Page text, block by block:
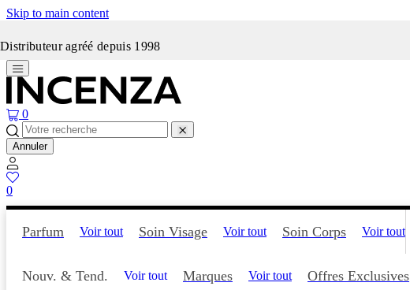
Skip to main content
Distributeur agréé depuis 1998Incenza fait peau neuve
0
Annuler
0
Parfum Voir tout Soin Visage Voir tout Soin Corps Voir tout
Nouv. & Tend. Voir tout Marques Voir tout Offres Exclusives